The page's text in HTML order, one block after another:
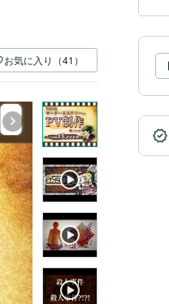
お気に入り（41）